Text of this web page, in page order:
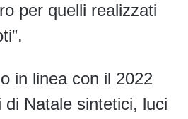
per quelli realizzati
in linea con il 2022
di Natale sintetici, luci